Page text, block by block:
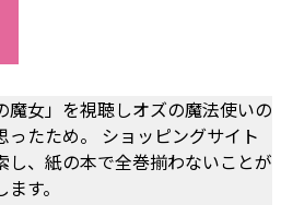
魔女」を視聴しオズの魔法使いの
たため。 ショッピングサイト
、紙の本で全巻揃わないことが
す。